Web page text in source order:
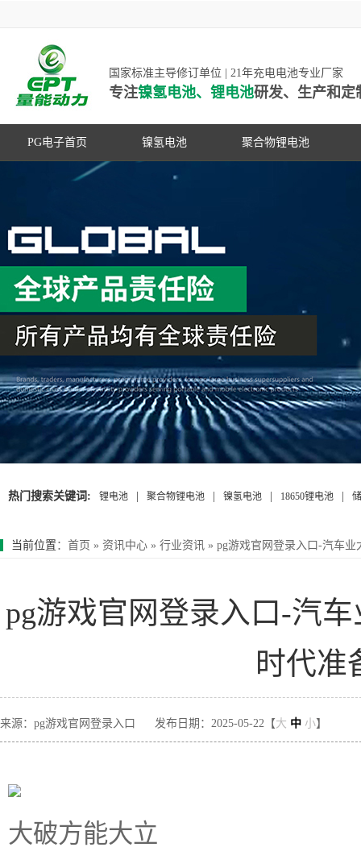
国家标准主导修订单位 | 21年充电电池专业厂家
专注镍氢电池、锂电池研发、生产和定
PG电子首页 镍氢电池 聚合物锂电池
高容量镍氢电池
超低自放电镍氢电池
动力镍氢电池
常规镍氢电池
PG游戏官网是镍氢电池国家标准主导
修订单位，并参与多项锂电池行业国
家标准的制定
热门搜索关键词: 锂电池 聚合物锂电池 镍氢电池 18650锂电池
当前位置 ： 首页 » 资讯中心 » 行业资讯 » pg游戏官网登录入口-汽车
pg游戏官网登录入口-汽
时代准
来源：pg游戏官网登录入口 发布日期：2025-05-22【大 中 小】
大破方能大立